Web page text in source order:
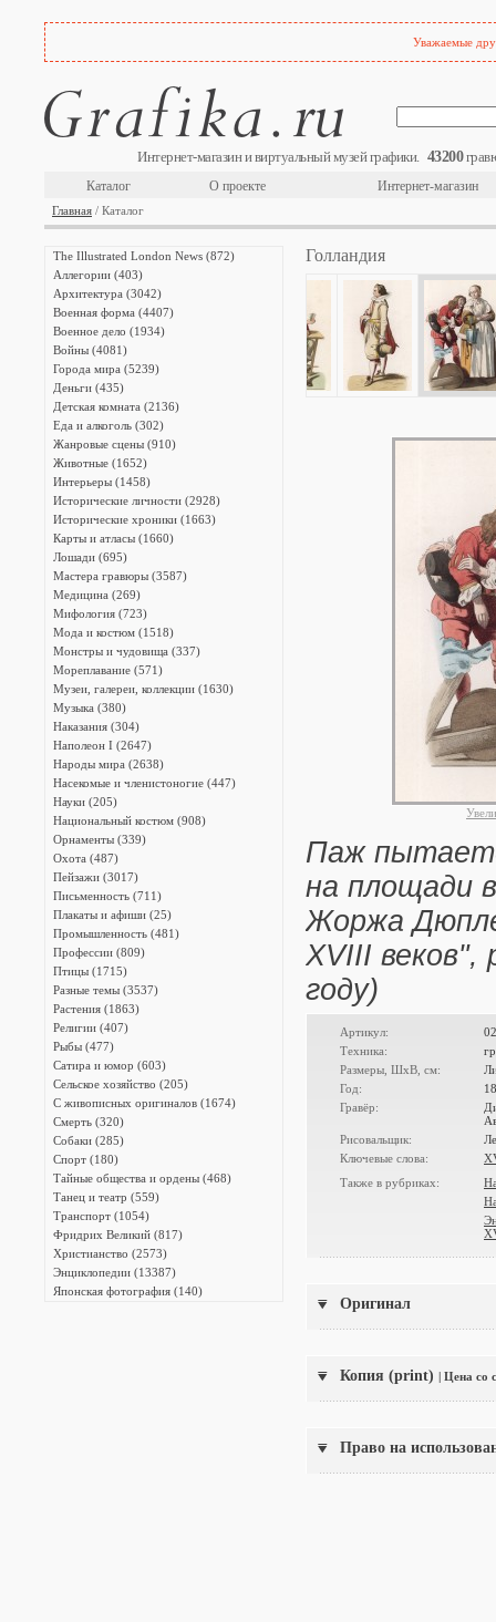
Уважаемые
Интернет-магазин и виртуальный музей графики. 43200
Каталог О проекте Интернет-магазин
Главная / Каталог
The Illustrated London News (872)
Аллегории (403)
Архитектура (3042)
Военная форма (4407)
Военное дело (1934)
Войны (4081)
Города мира (5239)
Деньги (435)
Детская комната (2136)
Еда и алкоголь (302)
Жанровые сцены (910)
Животные (1652)
Интерьеры (1458)
Исторические личности (2928)
Исторические хроники (1663)
Карты и атласы (1660)
Лошади (695)
Мастера гравюры (3587)
Медицина (269)
Мифология (723)
Мода и костюм (1518)
Монстры и чудовища (337)
Мореплавание (571)
Музеи, галереи, коллекции (1630)
Музыка (380)
Наказания (304)
Наполеон I (2647)
Народы мира (2638)
Насекомые и членистоногие (447)
Науки (205)
Национальный костюм (908)
Орнаменты (339)
Охота (487)
Пейзажи (3017)
Письменность (711)
Плакаты и афиши (25)
Промышленность (481)
Профессии (809)
Птицы (1715)
Разные темы (3537)
Растения (1863)
Религии (407)
Рыбы (477)
Сатира и юмор (603)
Сельское хозяйство (205)
С живописных оригиналов (1674)
Смерть (320)
Собаки (285)
Спорт (180)
Тайные общества и ордены (468)
Танец и театр (559)
Транспорт (1054)
Фридрих Великий (817)
Христианство (2573)
Энциклопедии (13387)
Японская фотография (140)
Голландия
Паж
на площади
Жоржа
XVIII веков",
году)
Артикул:
Техника:
Размеры, ШxВ, см:
Год:
Гравёр:
Рисовальщик:
Ключевые слова:
Также в рубриках:
Оригинал
Копия (print) | Цена со
Право на